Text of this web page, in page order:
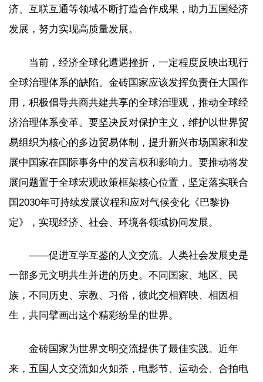
济、互联互通等领域不断打造合作成果，助力五国经济
发展，努力实现高质量发展。
当前，经济全球化遭遇挫折，一定程度反映出现行
全球治理体系的缺陷。金砖国家应该发挥负责任大国作
用，积极倡导共商共建共享的全球治理观，推动全球经
济治理体系变革。要坚决反对保护主义，维护以世界贸
易组织为核心的多边贸易体制，提升新兴市场国家和发
展中国家在国际事务中的发言权和影响力。要推动将发
展问题置于全球宏观政策框架核心位置，坚定落实联合
国2030年可持续发展议程和应对气候变化《巴黎协
定》，实现经济、社会、环境各领域协同发展。
——促进互学互鉴的人文交流。人类社会发展史是
一部多元文明共生并进的历史。不同国家、地区、民
族，不同历史、宗教、习俗，彼此交相辉映、相因相
生，共同擘画出这个精彩纷呈的世界。
金砖国家为世界文明交流提供了最佳实践。近年
来，五国人文交流如火如荼，电影节、运动会、合拍电